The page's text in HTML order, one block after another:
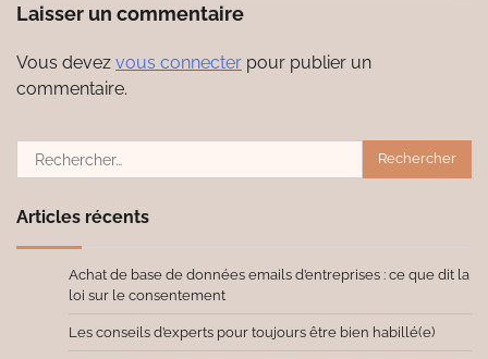
Laisser un commentaire
Vous devez vous connecter pour publier un
commentaire.
Rechercher :
Articles récents
Achat de base de données emails d’entreprises : ce que dit la
loi sur le consentement
Les conseils d’experts pour toujours être bien habillé(e)